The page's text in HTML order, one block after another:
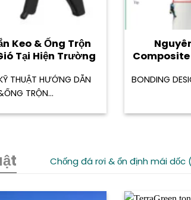
Keo & Ống Trộn
Tại Hiện Trường
THUẬT HƯỚNG DẪN
TRỘN...
Composite
BONDING
Chống đá rơi & ổn định mái dốc